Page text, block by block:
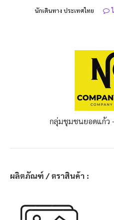
นักเดินทาง ประเทศไทย
กลุ่มชุมชนยอดแก้ว
ผลิตภัณฑ์ / ตราสินค้า :